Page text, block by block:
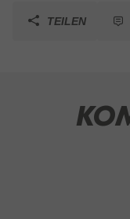
TEILEN